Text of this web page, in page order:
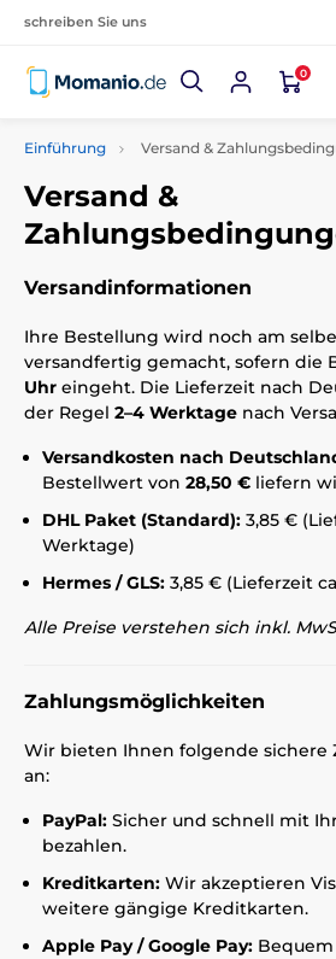
schreiben Sie uns
0
Einführung Versand &
Versand &
Versandinformationen
Ihre Bestellung wird noch am
versandfertig gemacht, sofern die
Uhr eingeht. Die Lieferzeit nach
der Regel 2–4 Werktage nach
Versandkosten nach
Bestellwert von 28,50 € liefern
DHL Paket (Standard): 3,85 €
Werktage)
Hermes / GLS: 3,85 € (Lieferzeit
Alle Preise verstehen sich inkl.
Zahlungsmöglichkeiten
Wir bieten Ihnen folgende sichere
an:
PayPal: Sicher und schnell mit
bezahlen.
Kreditkarten: Wir akzeptieren
weitere gängige Kreditkarten.
Apple Pay / Google Pay: